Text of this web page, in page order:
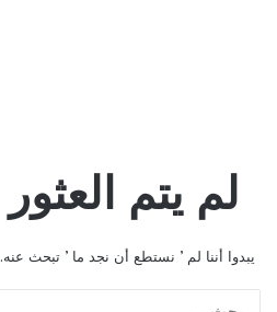
لم يتم
يبدوا أننا لم ’ نستطع أن نجد ما ’ تبحث